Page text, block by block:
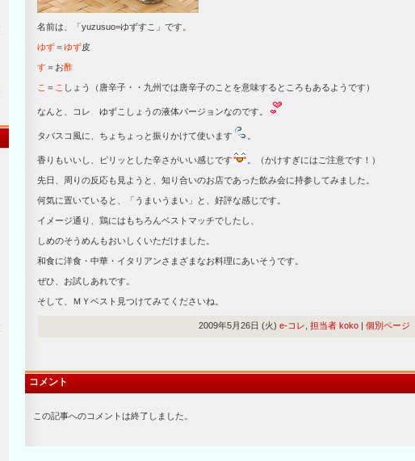
名前は、「yuzusuo=ゆずすこ」です。
ゆず＝ゆず皮
す＝お酢
こ ＝ こ しょう（唐辛子・・九州では唐辛子のことを意味するところもあるようです）
なんと、コレ ゆずこしょうの液体バージョンなのです。
タバスコ風に、ちょちょっと振りかけて使います
香りもいいし、ピリッとした辛さがいい感じです 。（かけすぎにはご注意です！）
先日、周りの反応も見ようと、知り合いのお店であった飲み会に持参してみました。
何気に置いていると、「うまいうまい」と、好評な感じです。
イメージ通り、鶏にはもちろんベストマッチでしたし、
しめのそうめんもおいしくいただけました。
和食に洋食・中華・イタリアンさまざまなお料理にあいそうです。
ぜひ、お試しあれです。
そして、ＭＹベスト見つけてみてくださいね。
2009年5月26日 (火) e-コレ 担当者 koko | 個別ページ
コメント
この記事へのコメントは終了しました。